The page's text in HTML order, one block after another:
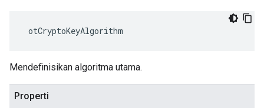
otCryptoKeyAlgorithm
Mendefinisikan algoritma utama.
Properti